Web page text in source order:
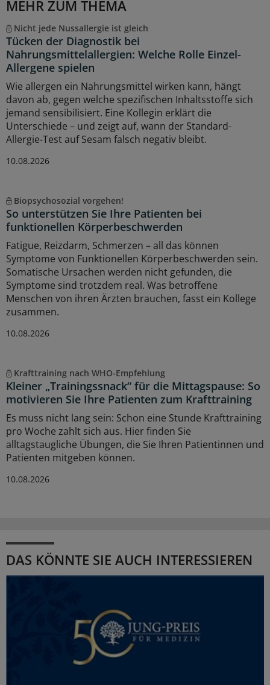
MEHR ZUM THEMA
Nicht jede Nussallergie ist gleich
Tücken der Diagnostik bei
Nahrungsmittelallergien: Welche Rolle Einzel-
Allergene spielen
Wie allergen ein Nahrungsmittel wirken kann, hängt
davon ab, gegen welche spezifischen Inhaltsstoffe sich
jemand sensibilisiert. Eine Kollegin erklärt die
Unterschiede – und zeigt auf, wann der Standard-
Allergie-Test auf Sesam falsch negativ bleibt.
10.08.2026
Biopsychosozial vorgehen!
So unterstützen Sie Ihre Patienten bei
funktionellen Körperbeschwerden
Fatigue, Reizdarm, Schmerzen – all das können
Symptome von Funktionellen Körperbeschwerden sein.
Somatische Ursachen werden nicht gefunden, die
Symptome sind trotzdem real. Was betroffene
Menschen von ihren Ärzten brauchen, fasst ein Kollege
zusammen.
10.08.2026
Krafttraining nach WHO-Empfehlung
Kleiner „Trainingssnack“ für die Mittagspause: So
motivieren Sie Ihre Patienten zum Krafttraining
Es muss nicht lang sein: Schon eine Stunde Krafttraining
pro Woche zahlt sich aus. Hier finden Sie
alltagstaugliche Übungen, die Sie Ihren Patientinnen und
Patienten mitgeben können.
10.08.2026
DAS KÖNNTE SIE AUCH INTERESSIEREN